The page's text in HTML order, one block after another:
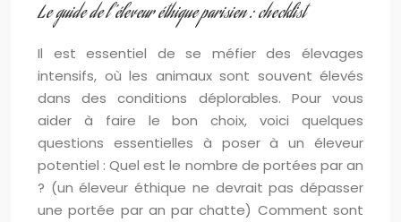
Le guide de l’éleveur éthique parisien : checklist
Il est essentiel de se méfier des élevages
intensifs, où les animaux sont souvent élevés
dans des conditions déplorables. Pour vous
aider à faire le bon choix, voici quelques
questions essentielles à poser à un éleveur
potentiel : Quel est le nombre de portées par an
? (un éleveur éthique ne devrait pas dépasser
une portée par an par chatte) Comment sont